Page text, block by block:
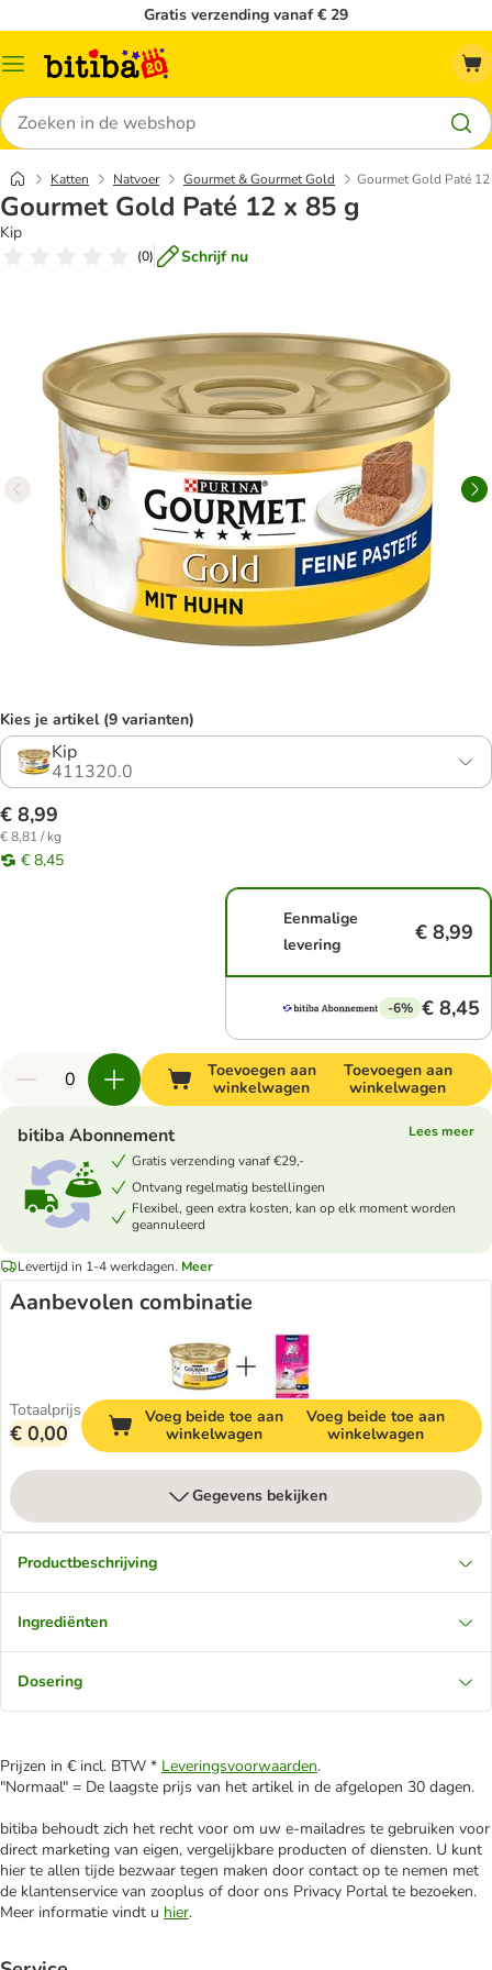
Gratis verzending vanaf € 29
Catalogusmenu
Zoeken
Katten Natvoer Gourmet & Gourmet Gold Gourmet Gold Paté
Gourmet Gold Paté 12 x 85 g
Kip
(0) Schrijf nu
Kies je artikel (9 varianten)
Kip
411320.0
€ 8,99
€ 8,81 / kg
€ 8,45
Eenmalige
levering
€ 8,99
-6% € 8,45
Toevoegen aan
winkelwagen
Toevoegen aan
winkelwagen
bitiba Abonnement
Lees meer
Gratis verzending vanaf €29,-
Ontvang regelmatig bestellingen
Flexibel, geen extra kosten, kan op elk moment worden
geannuleerd
Levertijd in 1-4 werkdagen. Meer
Aanbevolen combinatie
Totaalprijs
€ 0,00
Voeg beide toe aan
winkelwagen
Voeg beide toe aan
winkelwagen
Gegevens bekijken
Productbeschrijving
Ingrediënten
Dosering
Prijzen in € incl. BTW * Leveringsvoorwaarden.
"Normaal" = De laagste prijs van het artikel in de afgelopen 30 dagen.
bitiba behoudt zich het recht voor om uw e-mailadres te gebruiken voor
direct marketing van eigen, vergelijkbare producten of diensten. U kunt
hier te allen tijde bezwaar tegen maken door contact op te nemen met
de klantenservice van zooplus of door ons Privacy Portal te bezoeken.
Meer informatie vindt u hier.